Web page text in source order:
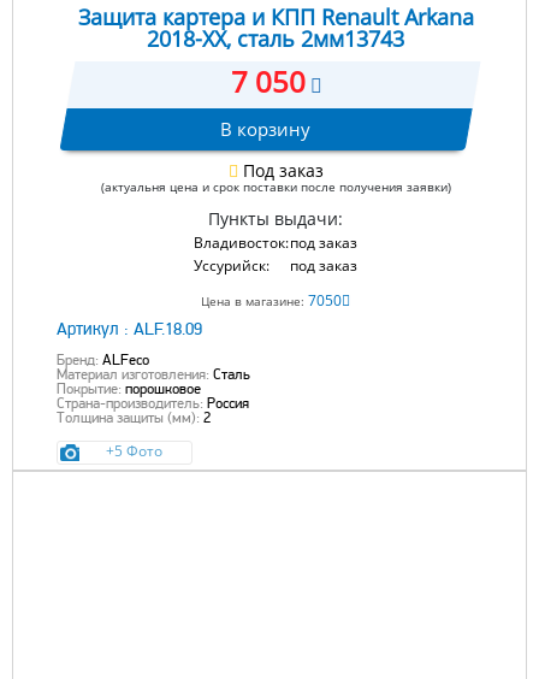
Защита картера и КПП Renault Arkana
2018-XX, сталь 2мм13743
7 050
В корзину
Под заказ
(актуальня цена и срок поставки после получения заявки)
Пункты выдачи:
Владивосток:под заказ
Уссурийск:
под заказ
Цена в магазине: 7050
Артикул : ALF.18.09
Бренд: ALFeco
Материал изготовления: Сталь
Покрытие: порошковое
Страна-производитель: Россия
Толщина защиты (мм): 2
+5 Фото